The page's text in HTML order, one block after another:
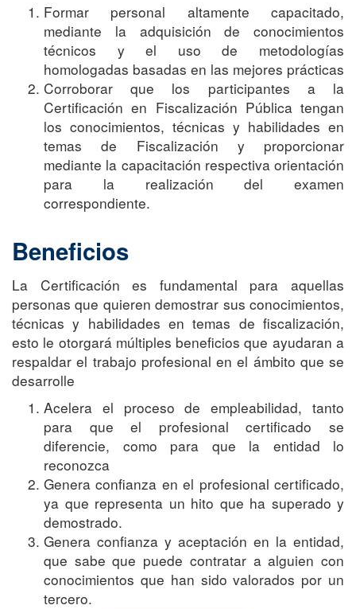
Formar personal altamente capacitado,
mediante la adquisición de conocimientos
técnicos y el uso de metodologías
homologadas basadas en las mejores prácticas
Corroborar que los participantes a la
Certificación en Fiscalización Pública tengan
los conocimientos, técnicas y habilidades en
temas de Fiscalización y proporcionar
mediante la capacitación respectiva orientación
para la realización del examen
correspondiente.
Beneficios
La Certificación es fundamental para aquellas
personas que quieren demostrar sus conocimientos,
técnicas y habilidades en temas de fiscalización,
esto le otorgará múltiples beneficios que ayudaran a
respaldar el trabajo profesional en el ámbito que se
desarrolle
Acelera el proceso de empleabilidad, tanto
para que el profesional certificado se
diferencie, como para que la entidad lo
reconozca
Genera confianza en el profesional certificado,
ya que representa un hito que ha superado y
demostrado.
Genera confianza y aceptación en la entidad,
que sabe que puede contratar a alguien con
conocimientos que han sido valorados por un
tercero.